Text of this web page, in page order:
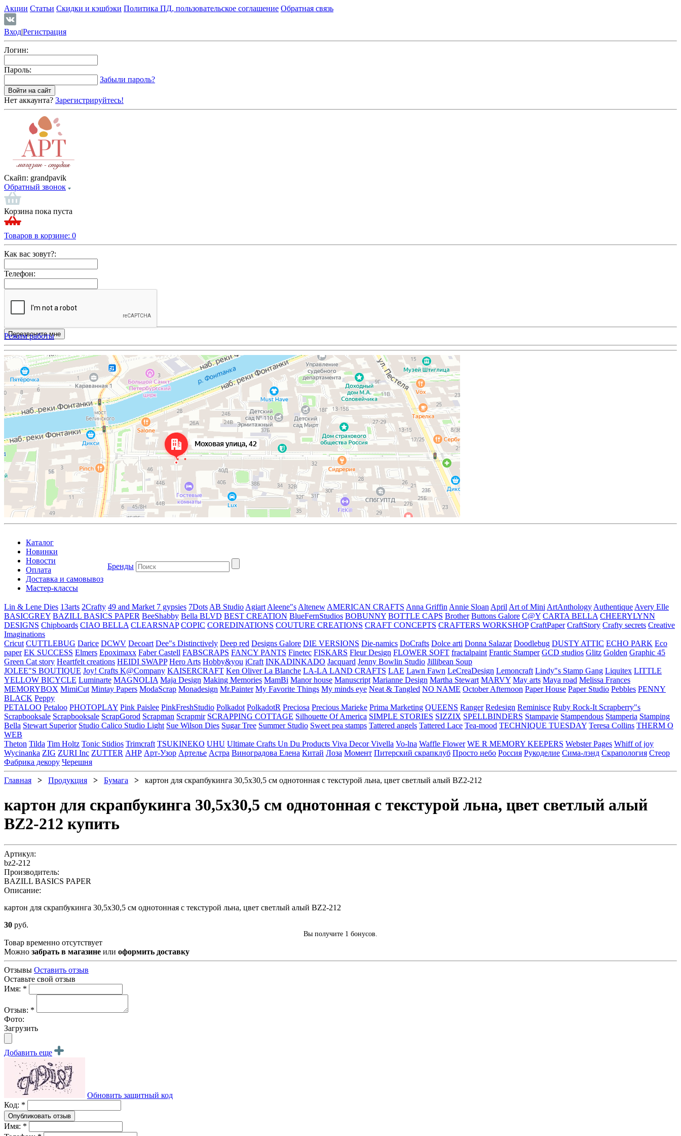
Акции Статьи Скидки и кэшбэки Политика ПД, пользовательское соглашение Обратная связь
Вход|Регистрация
Логин:
Пароль:
Забыли пароль?
Нет аккаунта? Зарегистрируйтесь!
Скайп: grandpavik
Обратный звонок
Корзина пока пуста
Товаров в корзине: 0
Как вас зовут?:
Телефон:
Режим работы
Каталог
Новинки
Новости
Оплата
Доставка и самовывоз
Мастер-классы
Бренды
Lin & Lene Dies 13arts 2Crafty 49 and Market 7 gypsies 7Dots AB Studio Agiart Aleene"s Altenew AMERICAN CRAFTS Anna Griffin Annie Sloan April Art of Mini ArtAnthology Authentique Avery Elle
BASICGREY BAZILL BASICS PAPER BeeShabby Bella BLVD BEST CREATION BlueFernStudios BOBUNNY BOTTLE CAPS Brother Buttons Galore C@Y CARTA BELLA CHEERYLYNN
DESIGNS Chipboards CIAO BELLA CLEARSNAP COPIC COREDINATIONS COUTURE CREATIONS CRAFT CONCEPTS CRAFTERS WORKSHOP CraftPaper CraftStory Crafty secrets Creative
Imaginations
Cricut CUTTLEBUG Darice DCWV Decoart Dee"s Distinctively Deep red Designs Galore DIE VERSIONS Die-namics DoCrafts Dolce arti Donna Salazar Doodlebug DUSTY ATTIC ECHO PARK Eco
paper EK SUCCESS Elmers Epoximaxx Faber Castell FABSCRAPS FANCY PANTS Finetec FISKARS Fleur Design FLOWER SOFT fractalpaint Frantic Stamper GCD studios Glitz Golden Graphic 45
Green Cat story Heartfelt creations HEIDI SWAPP Hero Arts Hobby&you iCraft INKADINKADO Jacquard Jenny Bowlin Studio Jillibean Soup
JOLEE"S BOUTIQUE Joy! Crafts K@Company KAISERCRAFT Ken OliverLa Blanche LA-LA LAND CRAFTS LAE Lawn Fawn LeCreaDesign Lemoncraft Lindy"s Stamp Gang Liquitex LITTLE
YELLOW BICYCLE Luminarte MAGNOLIA Maja Design Making Memories MamBi Manor house Manuscript Marianne Design Martha Stewart MARVY May arts Maya road Melissa Frances
MEMORYBOX MimiCut Mintay Papers ModaScrap Monadesign Mr.Painter My Favorite Things My minds eye Neat & Tangled NO NAME October Afternoon Paper House Paper Studio Pebbles PENNY
BLACK Peppy
PETALOO Petaloo PHOTOPLAY Pink Paislee PinkFreshStudio Polkadot PolkadotR Preciosa Precious Marieke Prima Marketing QUEENS Ranger Redesign Reminisce Ruby Rock-It Scrapberry"s
Scrapbooksale Scrapbooksale ScrapGorod Scrapman Scrapmir SCRAPPING COTTAGE Silhouette Of America SIMPLE STORIES SIZZIX SPELLBINDERS Stampavie Stampendous Stamperia Stamping
Bella Stewart Superior Studio Calico Studio Light Sue Wilson Dies Sugar Tree Summer Studio Sweet pea stamps Tattered angels Tattered Lace Tea-mood TECHNIQUE TUESDAY Teresa Collins THERM O
WEB
Theton Tilda Tim Holtz Tonic Stidios Trimcraft TSUKINEKO UHU Ultimate Crafts Un Du Products Viva DecorVivella Vo-lna Waffle Flower WE R MEMORY KEEPERS Webster Pages Whiff of joy
Wycinanka ZIG ZURI Inc ZUTTER АНР Арт-Узор Артелье Астра Виноградова Елена Китай Лоза Момент Питерский скрапклуб Просто небо Россия Рукоделие Сима-лэнд Скрапология Стеор
Фабрика декору Черешня
Главная > Продукция > Бумага > картон для скрапбукинга 30,5х30,5 см однотонная с текстурой льна, цвет светлый алый BZ2-212
картон для скрапбукинга 30,5х30,5 см однотонная с текстурой льна, цвет светлый алый
BZ2-212 купить
Артикул:
bz2-212
Производитель:
BAZILL BASICS PAPER
Описание:
картон для скрапбукинга 30,5х30,5 см однотонная с текстурой льна, цвет светлый алый BZ2-212
30 руб.
Вы получите 1 бонусов.
Товар временно отсутствует
Можно забрать в магазине или оформить доставку
Отзывы Оставить отзыв
Оставьте свой отзыв
Имя: *
Отзыв: *
Фото:
Загрузить
Добавить еще
Обновить защитный код
Код: *
Имя: *